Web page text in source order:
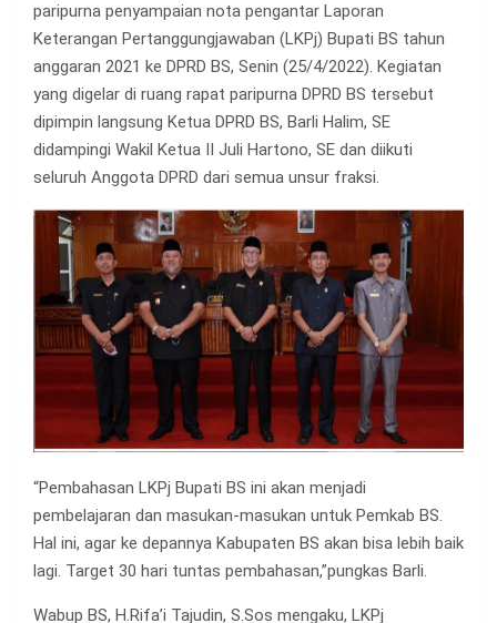
paripurna penyampaian nota pengantar Laporan
Keterangan Pertanggungjawaban (LKPj) Bupati BS tahun
anggaran 2021 ke DPRD BS, Senin (25/4/2022). Kegiatan
yang digelar di ruang rapat paripurna DPRD BS tersebut
dipimpin langsung Ketua DPRD BS, Barli Halim, SE
didampingi Wakil Ketua II Juli Hartono, SE dan diikuti
seluruh Anggota DPRD dari semua unsur fraksi.
“Pembahasan LKPj Bupati BS ini akan menjadi
pembelajaran dan masukan-masukan untuk Pemkab BS.
Hal ini, agar ke depannya Kabupaten BS akan bisa lebih baik
lagi. Target 30 hari tuntas pembahasan,”pungkas Barli.
Wabup BS, H.Rifa’i Tajudin, S.Sos mengaku, LKPj